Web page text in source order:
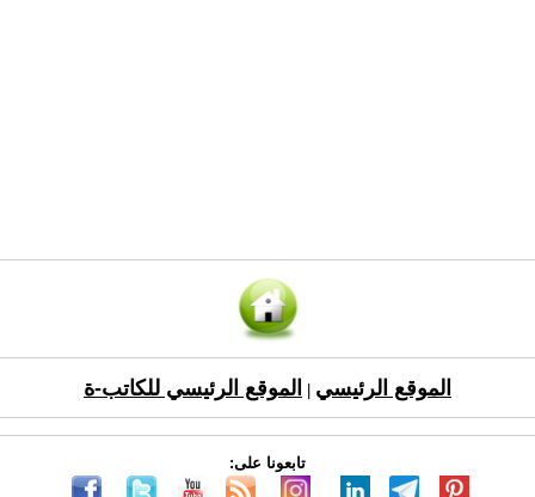
الموقع الرئيسي الموقع الرئيسي للكاتب-ة
تابعونا على: